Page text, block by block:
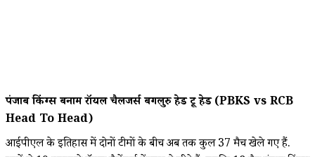
पंजाब किंग्स बनाम रॉयल चैलेंजर्स बेंगलुरु हेड टू हेड (PBKS vs RCB
Head To Head)
आईपीएल के इतिहास में दोनों टीमों के बीच अब तक कुल 37 मैच खेले गए हैं.